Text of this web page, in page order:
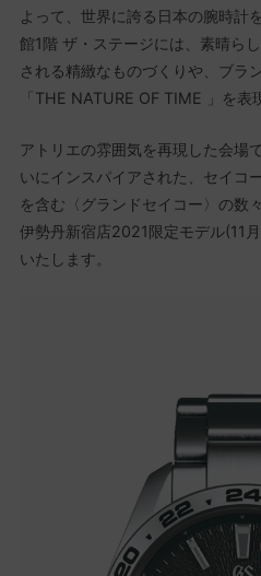
よって、世界に誇る日本の腕時計
館1階 ザ・ステージには、素晴ら
される精緻なものづくりや、ブラ
「THE NATURE OF TIME 」を表
アトリエの雰囲気を再現した会場
いにインスパイアされた、セイコ
を含む〈グランドセイコー〉の数
伊勢丹新宿店2021限定モデル(11
いたします。